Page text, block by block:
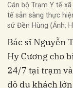
Cán bộ Trạm Y tế
tế sẵn sàng thực
sử Đền Hùng (Ảnh:
Bác sĩ Nguyễn
Hy Cương cho
24/7 tại trạm
độ du khách